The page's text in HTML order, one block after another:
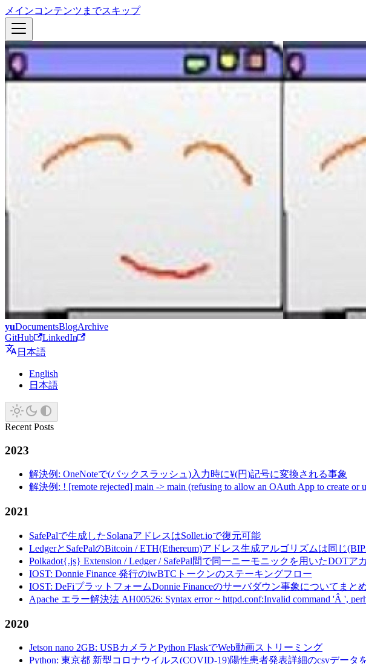
メインコンテンツまでスキップ
yuDocumentsBlogArchive
GitHub
LinkedIn
日本語
English
日本語
Recent Posts
2023
解決例: OneNoteで(バックスラッシュ)入力時に¥(円)記号に変換される事象
解決例: ! [remote rejected] main -> main (refusing to allow an OAuth App to create
2021
SafePalで生成したSolanaアドレスはSollet.ioで復元可能
LedgerとSafePalのBitcoin / ETH(Ethereum)アドレス生成アルゴリズムは同じ
Polkadot{.js} Extension / Ledger / SafePal間で同一ニーモニックを用いたDOTア
IOST: Donnie Finance 発行のiwBTCトークンのステーキングフロー
IOST: DeFiプラットフォームDonnie Financeのサーバダウン事象についてまと
Apache エラー解決法 AH00526: Syntax error ~ httpd.conf:Invalid command 'Â ',
2020
Jetson nano 2GB: USBカメラとPython FlaskでWeb動画ストリーミング
Python: 東京都 新型コロナウイルス(COVID-19)陽性患者発表詳細のcsvデータ